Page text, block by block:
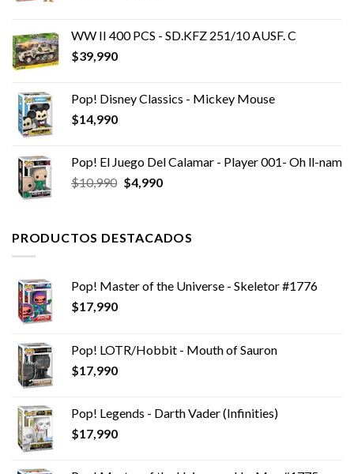
era:
es:
WW II 400 PCS - SD.KFZ 251/10 AUSF. C
$39,990
Pop! Disney Classics - Mickey Mouse
$14,990
Pop! El Juego Del Calamar - Player 001- Oh ll-nam
$10,990 El
era:
$10,990.
$4,990El
es:
$4,990.
PRODUCTOS DESTACADOS
Pop! Master of the Universe - Skeletor #1776
$17,990
Pop! LOTR/Hobbit - Mouth of Sauron
$17,990
Pop! Legends - Darth Vader (Infinities)
$17,990